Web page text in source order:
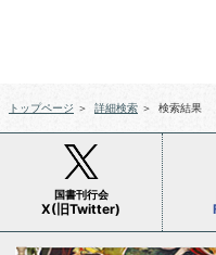
トップページ ＞ 詳細検索 ＞ 検索結果
国書刊行会
X(旧Twitter)